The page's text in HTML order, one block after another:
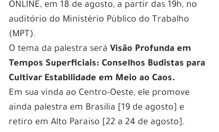
ONLINE, em 18 de agosto, a partir das 19h, no
auditório do Ministério Público do Trabalho
(MPT).
O tema da palestra será Visão Profunda em
Tempos Superficiais: Conselhos Budistas para
Cultivar Estabilidade em Meio ao Caos.
Em sua vinda ao Centro-Oeste, ele promove
ainda palestra em Brasília [19 de agosto] e
retiro em Alto Paraíso [22 a 24 de agosto].